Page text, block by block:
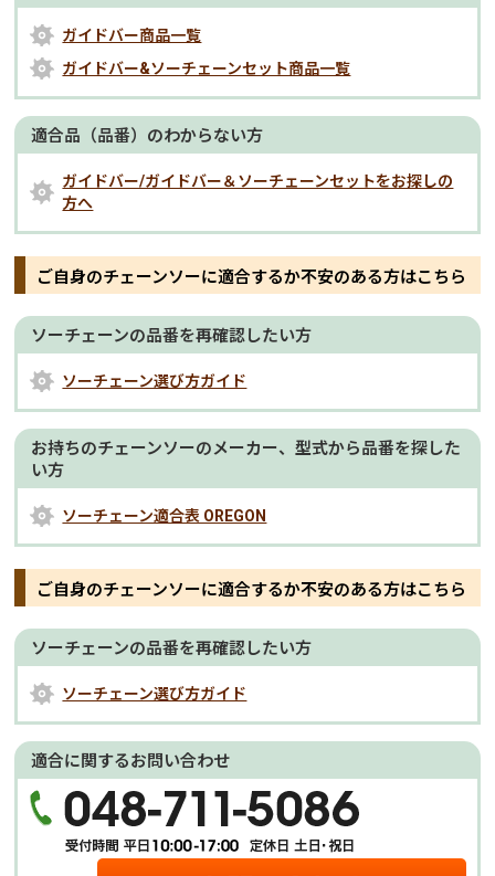
ガイドバー商品一覧
ガイドバー&ソーチェーンセット商品一覧
適合品（品番）のわからない方
ガイドバー/ガイドバー＆ソーチェーンセットをお探しの
方へ
ご自身のチェーンソーに適合するか不安のある方はこちら
ソーチェーンの品番を再確認したい方
ソーチェーン選び方ガイド
お持ちのチェーンソーのメーカー、型式から品番を探した
い方
ソーチェーン適合表 OREGON
ご自身のチェーンソーに適合するか不安のある方はこちら
ソーチェーンの品番を再確認したい方
ソーチェーン選び方ガイド
適合に関するお問い合わせ